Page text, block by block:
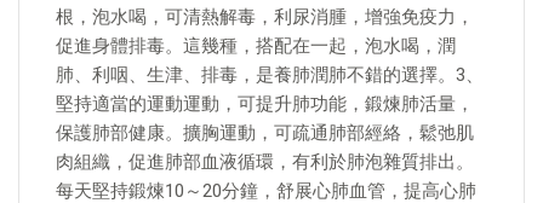
根，泡水喝，可清熱解毒，利尿消腫，增強免疫力，
促進身體排毒。這幾種，搭配在一起，泡水喝，潤
肺、利咽、生津、排毒，是養肺潤肺不錯的選擇。3、
堅持適當的運動運動，可提升肺功能，鍛煉肺活量，
保護肺部健康。擴胸運動，可疏通肺部經絡，鬆弛肌
肉組織，促進肺部血液循環，有利於肺泡雜質排出。
每天堅持鍛煉10～20分鐘，舒展心肺血管，提高心肺